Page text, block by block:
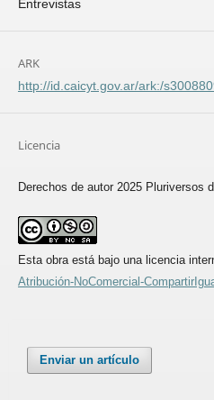
Entrevistas
ARK
http://id.caicyt.gov.ar/ark:/
Licencia
Derechos de autor 2025 Pluriversos
Esta obra está bajo una licencia
Atribución-NoComercial-
Enviar un artículo